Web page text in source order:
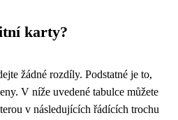
karty?
žádné rozdíly. Podstatné je to,
V níže uvedené tabulce můžete
v následujících řádících trochu